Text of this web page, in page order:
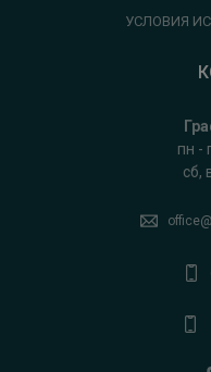
УСЛОВИЯ
пн -
сб,